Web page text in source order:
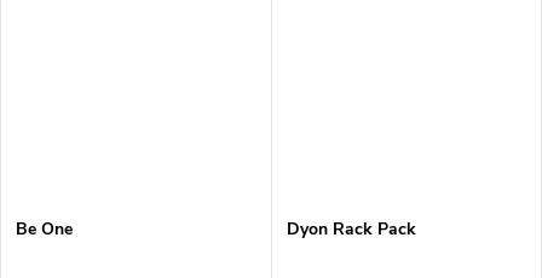
Be One Dyon Rack Pack